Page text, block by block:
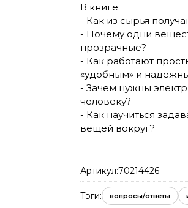
В книге:
- Как из сырья
- Почему одни
прозрачные?
- Как работают
«удобным» и
- Зачем нужны
человеку?
- Как научиться
вещей вокруг?
Артикул:70214426
Тэги: вопросы/ответы